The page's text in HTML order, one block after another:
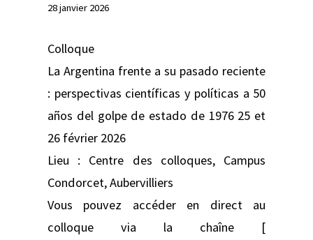
28 janvier 2026
Colloque
La Argentina frente a su pasado reciente
: perspectivas científicas y políticas a 50
años del golpe de estado de 1976 25 et
26 février 2026
Lieu : Centre des colloques, Campus
Condorcet, Aubervilliers
Vous pouvez accéder en direct au
colloque via la chaîne [